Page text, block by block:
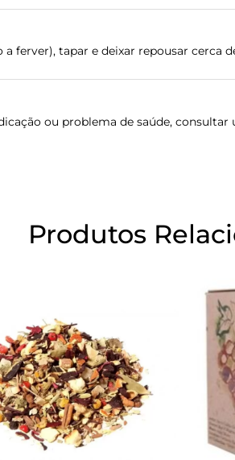
ferver), tapar e deixar repousar cerca
ou problema de saúde,
Produtos